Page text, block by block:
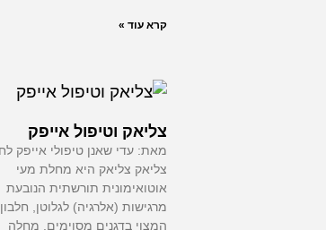
קרא עוד »
צליאק וטיפול אייפק
מאת: עדי שאנן טיפולי אייפק
צליאק צליאק היא מחלת מעי
אוטואימונית תורשתית הנובעת
מרגישות (אלרגיה) לגלוטן, חלבון
המצוי בדגנים מסוימים. מחלה